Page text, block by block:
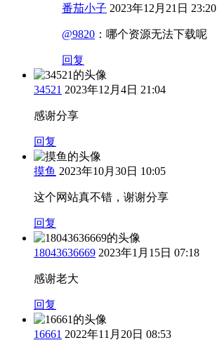
番茄小子 2023年12月21日 23:20
@9820 ： 哪个资源无法下载呢
回复
34521 2023年12月4日 21:04
感谢分享
回复
摸鱼 2023年10月30日 10:05
这个网站真不错，谢谢分享
回复
18043636669 2023年1月15日 07:18
感谢老大
回复
16661 2022年11月20日 08:53